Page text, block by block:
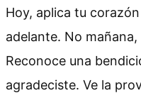
Hoy, aplica tu
adelante. No
Reconoce una
agradeciste. Ve la